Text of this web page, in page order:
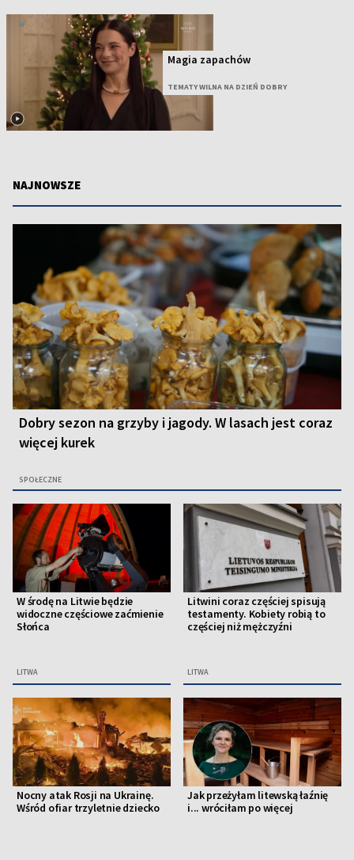
Magia zapachów
TEMATY WILNA NA DZIEŃ DOBRY
NAJNOWSZE
Dobry sezon na grzyby i jagody. W lasach jest coraz
więcej kurek
SPOŁECZNE
W środę na Litwie będzie
widoczne częściowe zaćmienie
Słońca
LITWA
Litwini coraz częściej spisują
testamenty. Kobiety robią to
częściej niż mężczyźni
LITWA
Nocny atak Rosji na Ukrainę.
Wśród ofiar trzyletnie dziecko
Jak przeżyłam litewską łaźnię
i... wróciłam po więcej